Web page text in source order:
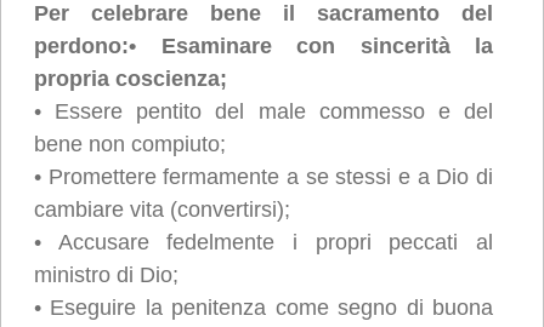
Per celebrare bene il sacramento del
perdono:• Esaminare con sincerità la
propria coscienza;
• Essere pentito del male commesso e del
bene non compiuto;
• Promettere fermamente a se stessi e a Dio di
cambiare vita (convertirsi);
• Accusare fedelmente i propri peccati al
ministro di Dio;
• Eseguire la penitenza come segno di buona